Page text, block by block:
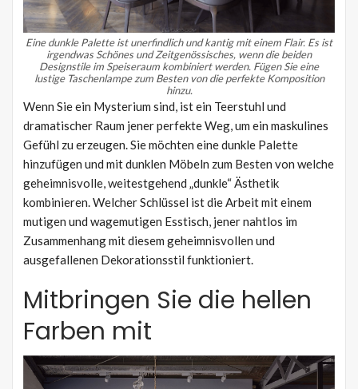
Eine dunkle Palette ist unerfindlich und kantig mit einem Flair. Es ist
irgendwas Schönes und Zeitgenössisches, wenn die beiden
Designstile im Speiseraum kombiniert werden. Fügen Sie eine
lustige Taschenlampe zum Besten von die perfekte Komposition
hinzu.
Wenn Sie ein Mysterium sind, ist ein Teerstuhl und
dramatischer Raum jener perfekte Weg, um ein maskulines
Gefühl zu erzeugen. Sie möchten eine dunkle Palette
hinzufügen und mit dunklen Möbeln zum Besten von welche
geheimnisvolle, weitestgehend „dunkle“ Ästhetik
kombinieren. Welcher Schlüssel ist die Arbeit mit einem
mutigen und wagemutigen Esstisch, jener nahtlos im
Zusammenhang mit diesem geheimnisvollen und
ausgefallenen Dekorationsstil funktioniert.
Mitbringen Sie die hellen
Farben mit